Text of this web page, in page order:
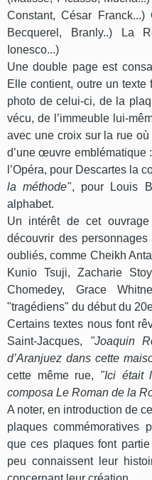
Constant, César Franck...)
Becquerel, Branly..) La
Ionesco...)
Une double page est
Elle contient, outre un
photo de celui-ci, de la
vécu, de l’immeuble lui-
avec une croix sur la rue
d’une œuvre emblématique
l’Opéra, pour Descartes la
la méthode", pour Louis
alphabet.
Un intérêt de cet
découvrir des
oubliés, comme Cheikh
Kunio Tsuji, Zacharie
Chomedey, Grace
"tragédiens" du début du
Certains textes nous font
Saint-Jacques, "Joaquin
d’Aranjuez dans cette
cette même rue, "Ici était
composa Le Roman de la
A noter, en introduction de
plaques commémoratives
que ces plaques font
peu connaissent leur